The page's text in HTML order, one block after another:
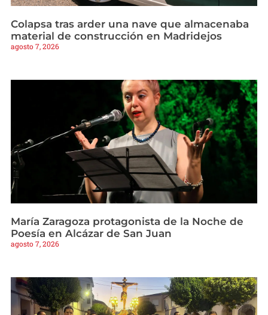
Colapsa tras arder una nave que almacenaba
material de construcción en Madridejos
agosto 7, 2026
María Zaragoza protagonista de la Noche de
Poesía en Alcázar de San Juan
agosto 7, 2026